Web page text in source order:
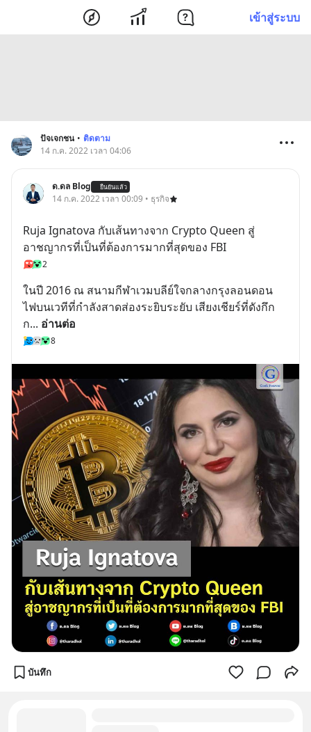
เข้าสู่ระบบ
ปัจเจกชน • ติดตาม
14 ก.ค. 2022 เวลา 04:06
ด.ดล Blog ยืนยันแล้ว
14 ก.ค. 2022 เวลา 00:09 • ธุรกิจ
Ruja Ignatova กับเส้นทางจาก Crypto Queen สู่
อาชญากรที่เป็นที่ต้องการมากที่สุดของ FBI
2
ในปี 2016 ณ สนามกีฬาเวมบลีย์ใจกลางกรุงลอนดอน
ไฟบนเวทีที่กำลังสาดส่องระยิบระยับ เสียงเชียร์ที่ดังกึก
ก... อ่านต่อ
8
บันทึก